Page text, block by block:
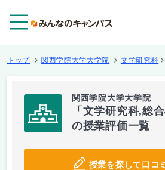
トップ 関西学院大学大学院 文学研究科
関西学院大学大学院
「文学研究科,総
の授業評価一覧
授業を探して口コ